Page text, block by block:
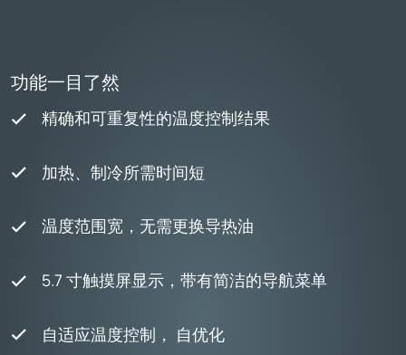
功能一目了然
精确和可重复性的温度控制结果
加热、制冷所需时间短
温度范围宽，无需更换导热油
5.7 寸触摸屏显示，带有简洁的导航菜单
自适应温度控制， 自优化